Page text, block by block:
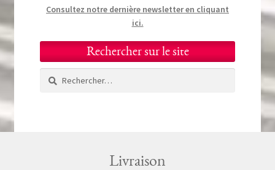
Consultez notre dernière newsletter en cliquant
ici.
Rechercher sur le site
Rechercher :
Livraison